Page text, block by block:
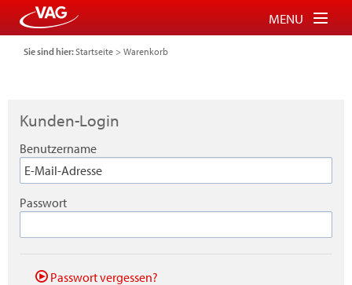
MENU
Tickets für Bus und Bahn
Parkberechtigung für P+R
FAQ
Login
Warenkorb
Sie sind hier:Startseite > Warenkorb
Kunden-Login
Benutzername
Passwort
Passwort vergessen?